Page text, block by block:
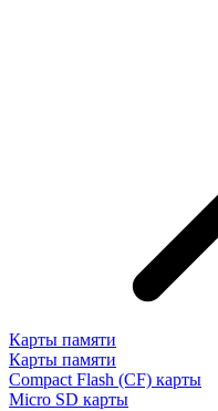
Карты памяти
Карты памяти
Compact Flash (CF) карты
Micro SD карты